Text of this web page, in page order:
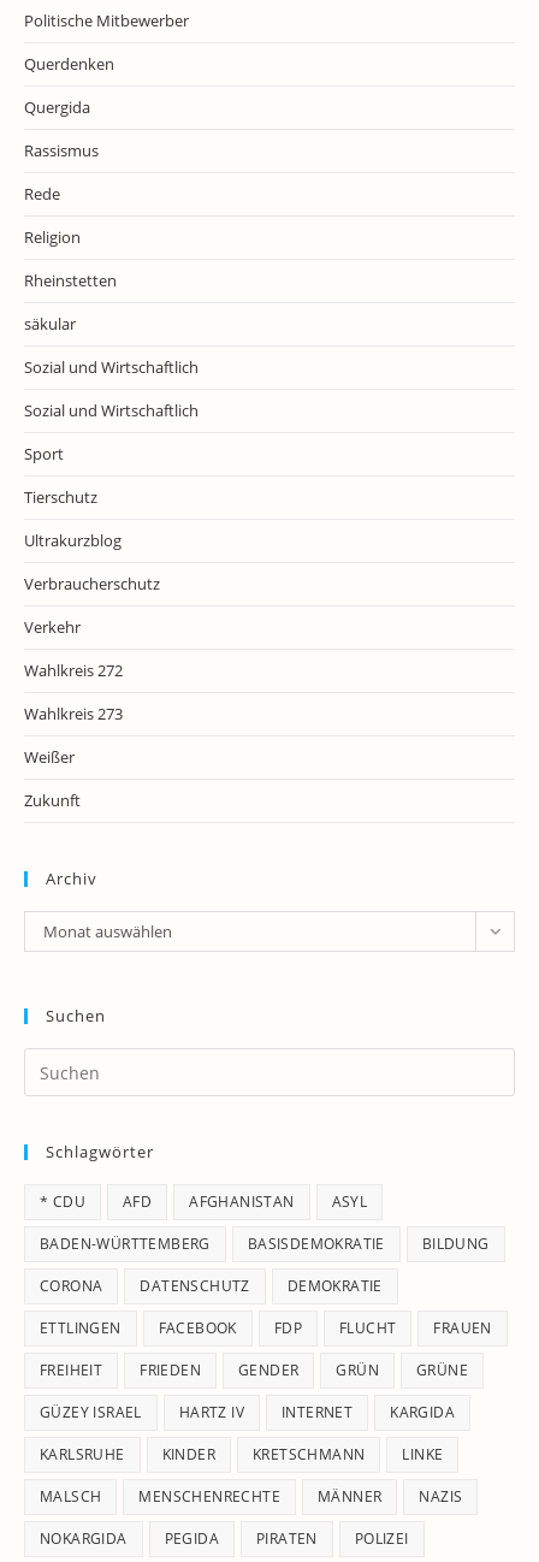
Politische Mitbewerber
Querdenken
Quergida
Rassismus
Rede
Religion
Rheinstetten
säkular
Sozial und Wirtschaftlich
Sozial und Wirtschaftlich
Sport
Tierschutz
Ultrakurzblog
Verbraucherschutz
Verkehr
Wahlkreis 272
Wahlkreis 273
Weißer
Zukunft
Archiv
Archiv
Monat auswählen
Suchen
Schlagwörter
* CDU AFD AFGHANISTAN ASYL
BADEN-WÜRTTEMBERG BASISDEMOKRATIE BILDUNG
CORONA DATENSCHUTZ DEMOKRATIE
ETTLINGEN FACEBOOK FDP FLUCHT FRAUEN
FREIHEIT FRIEDEN GENDER GRÜN GRÜNE
GÜZEY ISRAEL HARTZ IV INTERNET KARGIDA
KARLSRUHE KINDER KRETSCHMANN LINKE
MALSCH MENSCHENRECHTE MÄNNER NAZIS
NOKARGIDA PEGIDA PIRATEN POLIZEI